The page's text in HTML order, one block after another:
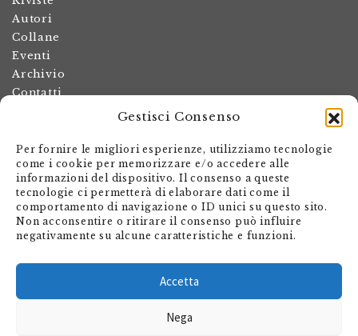
Gestisci Consenso
Per fornire le migliori esperienze, utilizziamo tecnologie
come i cookie per memorizzare e/o accedere alle
informazioni del dispositivo. Il consenso a queste
tecnologie ci permetterà di elaborare dati come il
comportamento di navigazione o ID unici su questo sito.
Non acconsentire o ritirare il consenso può influire
negativamente su alcune caratteristiche e funzioni.
Accetta
Nega
Autori
Collane
Eventi
Archivio
Contatti
Termini e condizioni
Spese di spedizione
Politica dei resi
Informativa sulla privacy
Il mio account
Carrello
Via Giovanni Antonio Orelli 29
Casella postale 563